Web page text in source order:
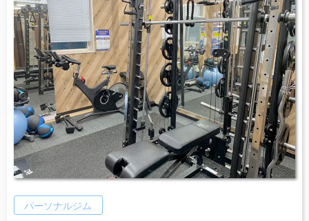
パーソナルジム